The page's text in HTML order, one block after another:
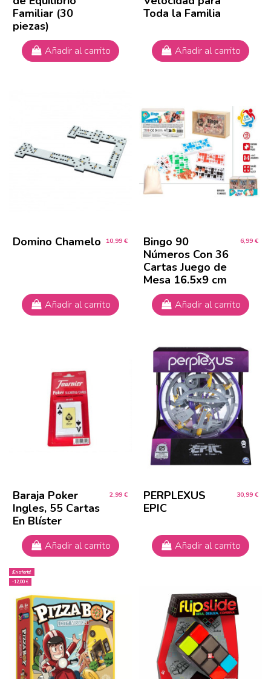
Familiar (30
piezas)
Añadir al carrito
Toda la Familia
Añadir al carrito
Domino Chamelo 10,99 €
Añadir al carrito
Bingo 90
Números Con 36
Cartas Juego de
Mesa 16.5x9 cm
6,99 €
Añadir al carrito
Baraja Poker
Ingles, 55 Cartas
En Blíster
2,99 €
Añadir al carrito
PERPLEXUS
EPIC
30,99 €
Añadir al carrito
¡En oferta!
-12,00 €